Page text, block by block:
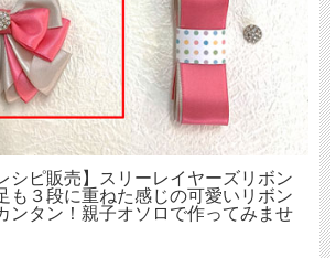
シピ販売】スリーレイヤーズリボン
も３段に重ねた感じの可愛いリボン
ンタン！親子オソロで作ってみませ